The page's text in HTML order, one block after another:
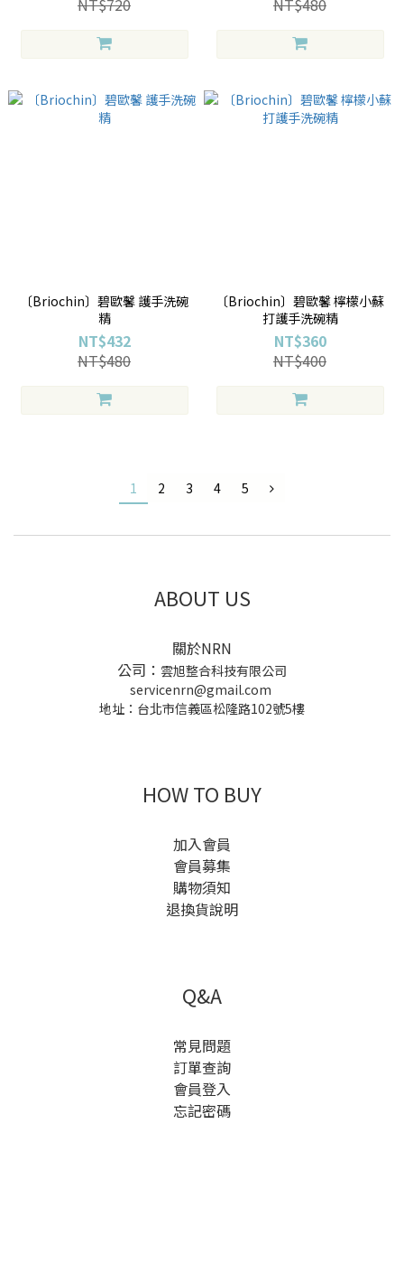
NT$720
NT$480
〔Briochin〕碧歐馨 護手洗碗
精
NT$432
NT$480
〔Briochin〕碧歐馨 檸檬小蘇
打護手洗碗精
NT$360
NT$400
1 2 3 4 5
ABOUT US
關於NRN
公司： 雲旭整合科技有限公司
servicenrn@gmail.com
地址：台北市信義區松隆路102號5樓
HOW TO BUY
加入會員
會員募集
購物須知
退換貨說明
Q&A
常見問題
訂單查詢
會員登入
忘記密碼